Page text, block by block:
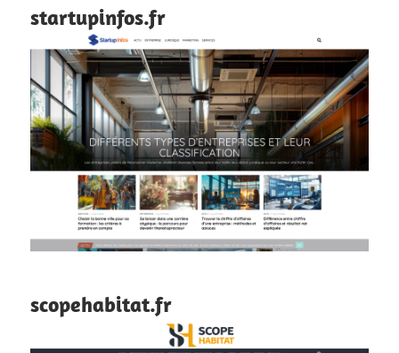
startupinfos.fr
scopehabitat.fr